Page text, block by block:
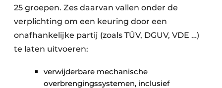
25 groepen. Zes daarvan vallen onder de
verplichting om een keuring door een
onafhankelijke partij (zoals TÜV, DGUV, VDE …)
te laten uitvoeren:
verwijderbare mechanische
overbrengingssystemen, inclusief